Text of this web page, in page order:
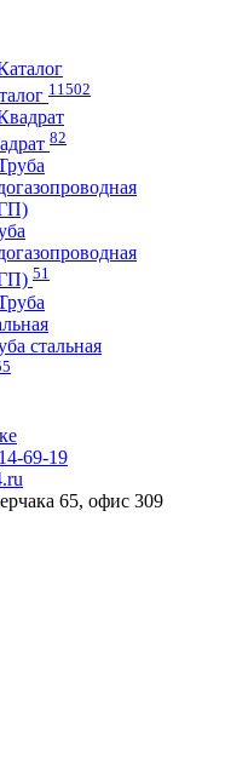
11502
82
51
стальная
69-19
65, офис 309